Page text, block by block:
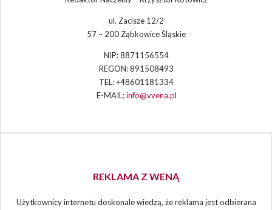
ul. Zacisze 12/2
57 – 200 Ząbkowice Śląskie
NIP: 8871156554
REGON: 891508493
TEL: +48601181334
E-MAIL:info@vvena.pl
REKLAMA Z WENĄ
Użytkownicy internetu doskonale wiedzą, że reklama jest odbierana